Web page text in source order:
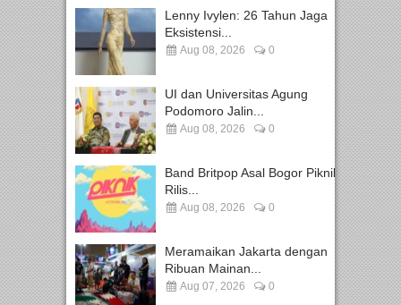
Lenny Ivylen: 26 Tahun Jaga
Eksistensi...
Aug 08, 2026 0
UI dan Universitas Agung
Podomoro Jalin...
Aug 08, 2026 0
Band Britpop Asal Bogor Piknik
Rilis...
Aug 08, 2026 0
Meramaikan Jakarta dengan
Ribuan Mainan...
Aug 07, 2026 0